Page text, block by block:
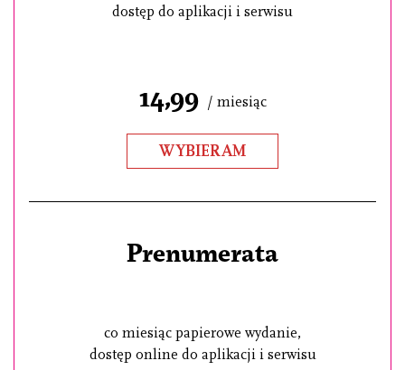
dostęp do aplikacji i serwisu
14,99 / miesiąc
WYBIERAM
Prenumerata
co miesiąc papierowe wydanie,
dostęp online do aplikacji i serwisu